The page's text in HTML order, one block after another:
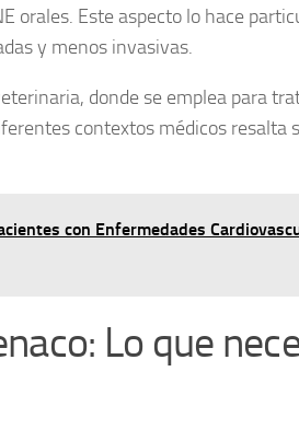
orales. Este aspecto lo hace
y menos invasivas.
donde se emplea para
contextos médicos resalta
con Enfermedades
Lo que